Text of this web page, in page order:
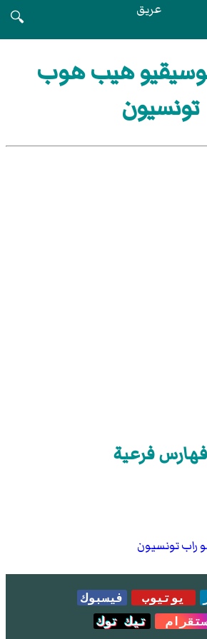
عريق
🔍
هيب هوب
تونسيون
فهارس فرعية
راب تونسيون
يوتيوب
فيسبوك
تيك توك